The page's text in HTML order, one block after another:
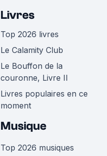
Livres
Top 2026 livres
Le Calamity Club
Le Bouffon de la
couronne, Livre II
Livres populaires en ce
moment
Musique
Top 2026 musiques